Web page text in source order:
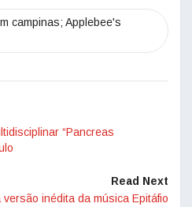
campinas; Applebee's
“Pancreas
Read Next
inédita da música Epitáfio